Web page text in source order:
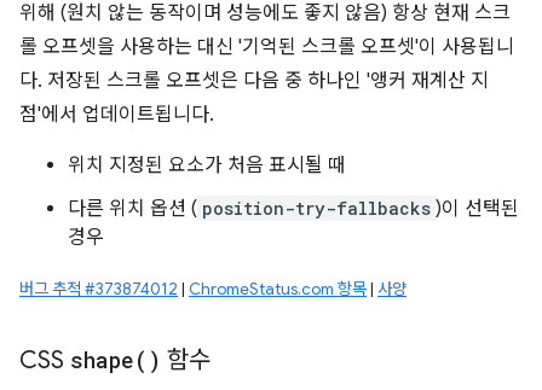
위해 (원치 않는 동작이며 성능에도 좋지 않음) 항상 현재 스크
롤 오프셋을 사용하는 대신 '기억된 스크롤 오프셋'이 사용됩니
다. 저장된 스크롤 오프셋은 다음 중 하나인 '앵커 재계산 지
점'에서 업데이트됩니다.
위치 지정된 요소가 처음 표시될 때
다른 위치 옵션 ( position-try-fallbacks )이 선택된
경우
버그 추적 #373874012 | ChromeStatus.com 항목| 사양
CSS shape( ) 함수